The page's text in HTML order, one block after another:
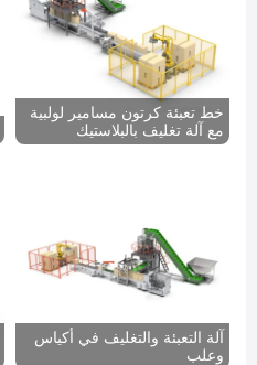
خط تعبئة كرتون مسامير لولبية
مع آلة تغليف بالبلاستيك
آلة التعبئة والتغليف في أكياس
وعلب